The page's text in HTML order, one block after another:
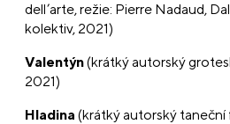
dell’arte, režie: Pierre Nadaud,
kolektiv, 2021)
Valentýn(krátký autorský
2021)
Hladina (krátký autorský taneční